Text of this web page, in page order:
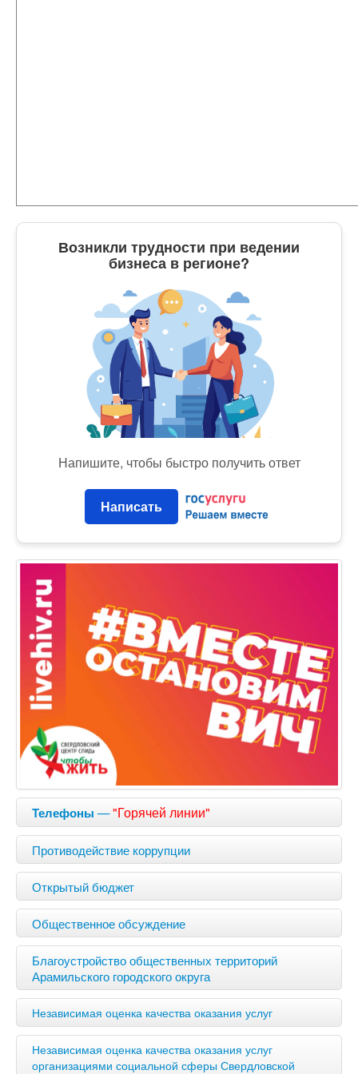
Возникли трудности при ведении
бизнеса в регионе?
Напишите, чтобы быстро получить ответ
Написать
Телефоны —"Горячей линии"
Противодействие коррупции
Открытый бюджет
Общественное обсуждение
Благоустройство общественных территорий
Арамильского городского округа
Независимая оценка качества оказания услуг
Независимая оценка качества оказания услуг
организациями социальной сферы Свердловской